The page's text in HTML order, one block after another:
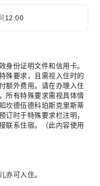
12:00
身份证明文件和信用卡。
殊要求，且需视入住时的
额外费用。请在办理入住
所有特殊要求需视具体情
坎德伍德科珀斯克里斯蒂
订时于特殊要求栏注明，
联系住宿。（此内容使用
亦可入住。